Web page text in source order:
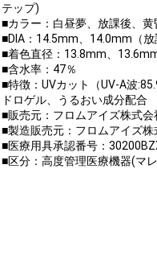
テップ)
■カラー：白昼夢、放課後、黄
■DIA：14.5mm、14.0mm（放
■着色直径：13.8mm、
■含水率：47％
■特徴：UVカット（UV-A波
ドロゲル、うるおい成分配合
■販売元：フロムアイズ株式会
■製造販売元：フロムアイズ株
■医療用具承認番号：
■区分：高度管理医療機器(マレ